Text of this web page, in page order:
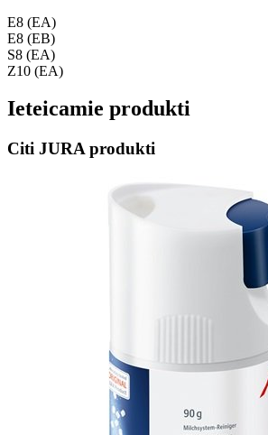
E8 (EA)
E8 (EB)
S8 (EA)
Z10 (EA)
Ieteicamie produkti
Citi JURA produkti